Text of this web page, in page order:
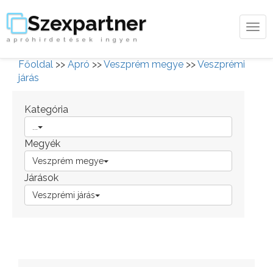
Szexpartner
apróhirdetések ingyen
Főoldal >> Apró >>Veszprém megye >>Veszprémi
járás
Kategória
Megyék
Veszprém megye
Járások
Veszprémi járás